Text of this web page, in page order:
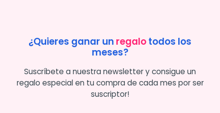
¿Quieres ganar un regalotodos los
meses?
Suscríbete a nuestra newsletter y consigue un
regalo especial en tu compra de cada mes por ser
suscriptor!